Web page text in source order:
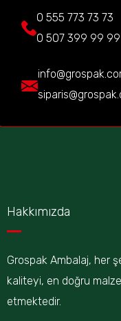
0 555 773 73 73
0 507 399 99 99
Hakkımızda
Grospak Ambalaj, her
kaliteyi, en doğru
etmektedir.